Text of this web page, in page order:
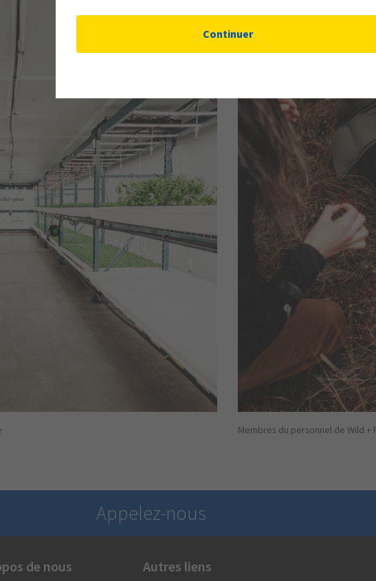
Membres du personnel de Wild
Appelez-nous
Pour obtenir des renseignements généraux,
de nous Autres liens
Continuer